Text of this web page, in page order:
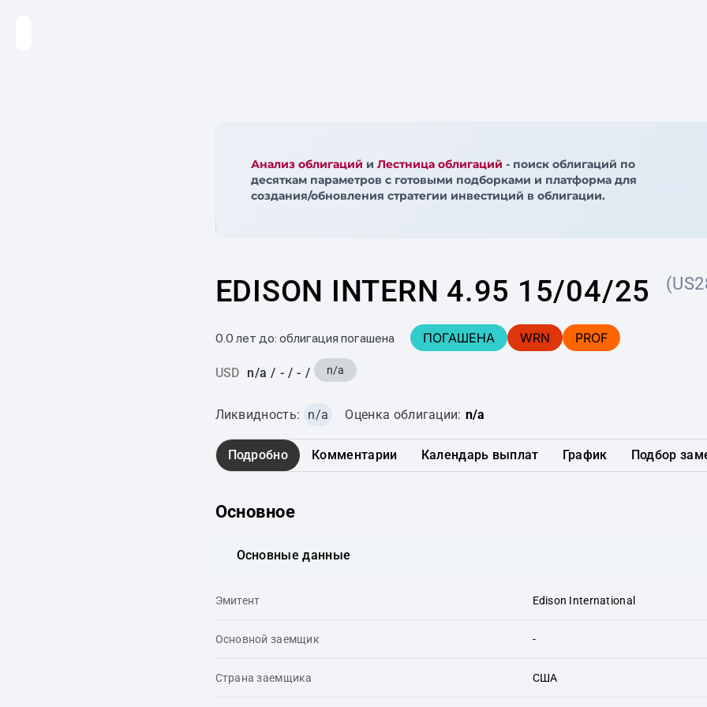
Анализ облигаций и Лестница облигаций - поиск облигаций по
десяткам параметров с готовыми подборками и платформа для
создания/обновления стратегии инвестиций в облигации.
EDISON INTERN 4.95 15/04/25
0.0 лет до: облигация погашена ПОГАШЕНА WRN PROF
USD n/a / - / - / n/a
Ликвидность: n/a Оценка облигации: n/a
Подробно Комментарии Календарь выплат График Подбор
Основное
Основные данные
Эмитент Edison International
Основной заемщик -
Страна заемщика США